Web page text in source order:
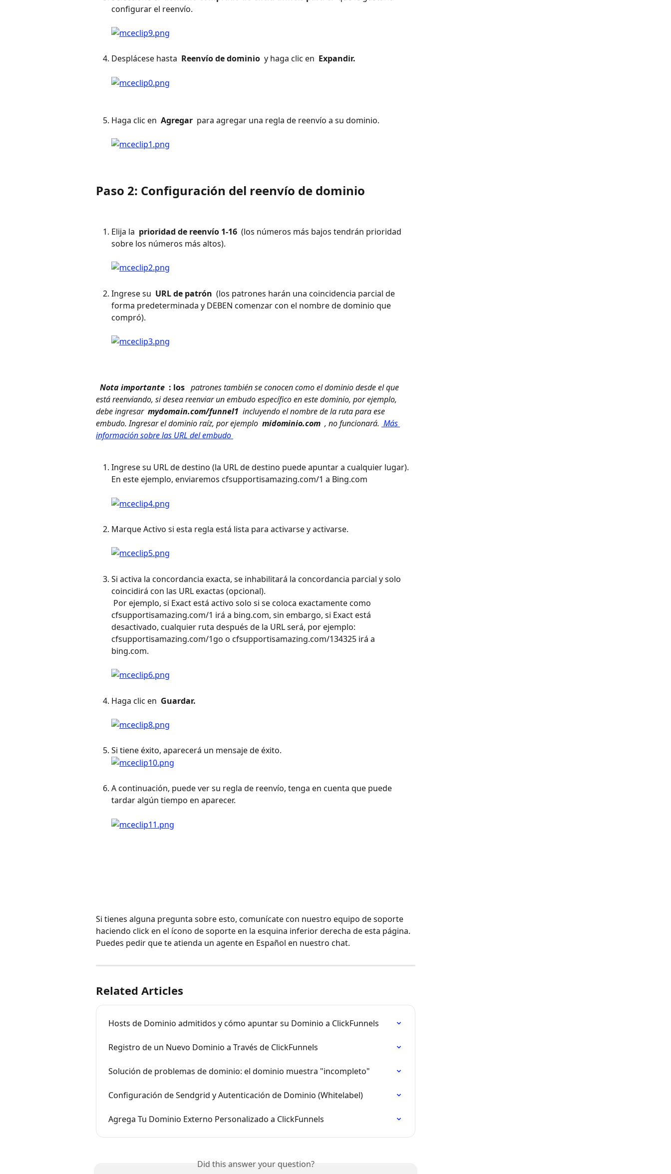
configurar el reenvío.
Desplácese hasta Reenvío de dominio y haga clic en Expandir.
Haga clic en Agregar para agregar una regla de reenvío a su dominio.
Paso 2: Configuración del reenvío de dominio
Elija la prioridad de reenvío 1-16 (los números más bajos tendrán prioridad
sobre los números más altos).
Ingrese su URL de patrón (los patrones harán una coincidencia parcial de
forma predeterminada y DEBEN comenzar con el nombre de dominio que
compró).
Nota importante : los patrones también se conocen como el dominio desde el que
está reenviando, si desea reenviar un embudo específico en este dominio, por ejemplo,
debe ingresar mydomain.com/funnel1 incluyendo el nombre de la ruta para ese
embudo. Ingresar el dominio raíz, por ejemplo midominio.com , no funcionará. Más
información sobre las URL del embudo
Ingrese su URL de destino (la URL de destino puede apuntar a cualquier lugar).
En este ejemplo, enviaremos cfsupportisamazing.com/1 a Bing.com
Marque Activo si esta regla está lista para activarse y activarse.
Si activa la concordancia exacta, se inhabilitará la concordancia parcial y solo
coincidirá con las URL exactas (opcional).
cfsupportisamazing.com/1 irá a bing.com, sin embargo, si Exact está
desactivado, cualquier ruta después de la URL será, por ejemplo:
cfsupportisamazing.com/1go o cfsupportisamazing.com/134325 irá a
bing.com.
Haga clic en Guardar.
Si tiene éxito, aparecerá un mensaje de éxito.
A continuación, puede ver su regla de reenvío, tenga en cuenta que puede
tardar algún tiempo en aparecer.
Si tienes alguna pregunta sobre esto, comunícate con nuestro equipo de soporte
haciendo click en el ícono de soporte en la esquina inferior derecha de esta página.
Puedes pedir que te atienda un agente en Español en nuestro chat.
Related Articles
Hosts de Dominio admitidos y cómo apuntar su Dominio a ClickFunnels
Registro de un Nuevo Dominio a Través de ClickFunnels
Solución de problemas de dominio: el dominio muestra "incompleto"
Configuración de Sendgrid y Autenticación de Dominio (Whitelabel)
Agrega Tu Dominio Externo Personalizado a ClickFunnels
Did this answer your question?